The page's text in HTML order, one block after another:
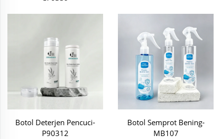
Botol Deterjen Pencuci-
P90312
Botol Semprot Bening-
MB107